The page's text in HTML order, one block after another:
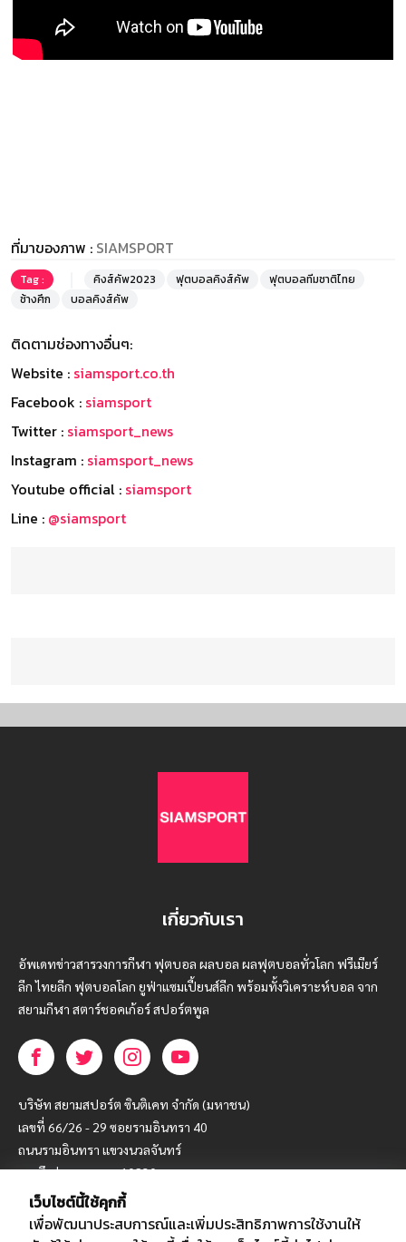
ที่มาของภาพ : SIAMSPORT
Tag : คิงส์คัพ2023 ฟุตบอลคิงส์คัพ
ฟุตบอลทีมชาติไทย
ช้างศึก
บอลคิงส์คัพ
ติดตามช่องทางอื่นๆ:
Website : siamsport.co.th
Facebook : siamsport
Twitter : siamsport_news
Instagram : siamsport_news
Youtube official : siamsport
Line : @siamsport
เกี่ยวกับเรา
อัพเดทข่าวสารวงการกีฬา ฟุตบอล ผลบอล ผลฟุตบอลทั่วโลก ฟรีเมียร์
ลีก ไทยลีก ฟุตบอลโลก ยูฟ่าแซมเปี้ยนส์ลีก พร้อมทั้งวิเคราะห์บอล จาก
สยามกีฬา สตาร์ชอคเก้อร์ สปอร์ตพูล
บริษัท สยามสปอร์ต ซินติเคท จำกัด (มหาชน)
เลขที่ 66/26 - 29 ซอยรามอินทรา 40
ถนนรามอินทรา แขวงนวลจันทร์
เขตบึงกุ่ม กรุงเทพฯ 10230
โทร : 02-5088-000
อีเมล์ : webmaster@siamsport.co.th
เว็บไซต์นี้ใช้คุกกี้
เพื่อพัฒนาประสบการณ์และเพิ่มประสิทธิภาพการใช้งานให้